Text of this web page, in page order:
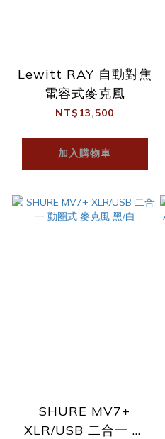
Lewitt RAY 自動對焦
電容式麥克風
NT$13,500
加入購物車
SHURE MV7+
XLR/USB 二合一 動